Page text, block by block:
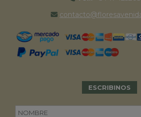
ESCRIBINOS